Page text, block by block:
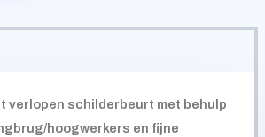
verlopen schilderbeurt met behulp
hoogwerkers en fijne